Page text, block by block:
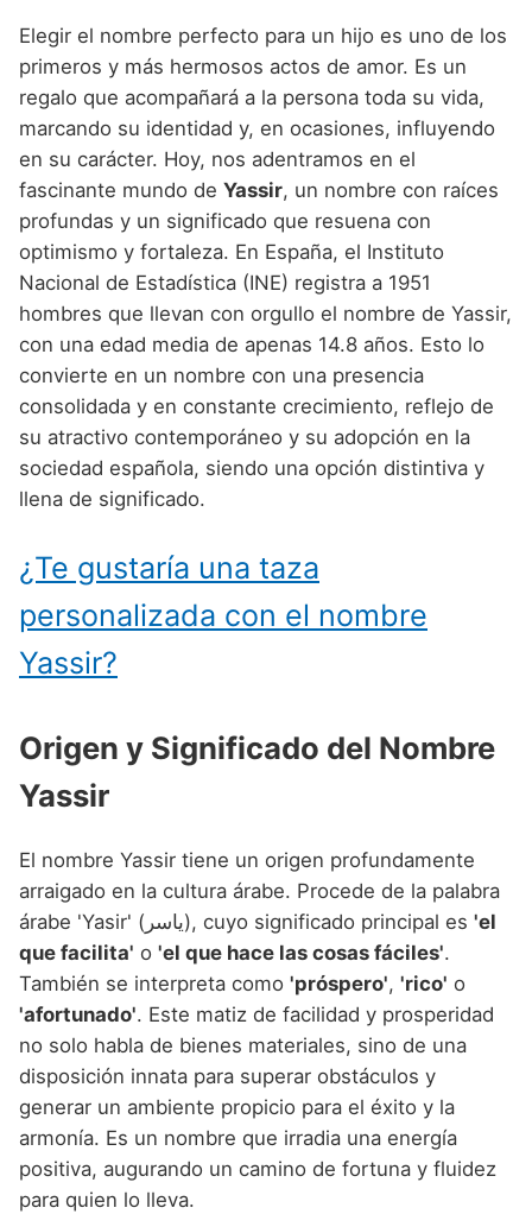
Nombres de niño que empiezan por Q
Nombres de niño que empiezan por R
Nombres de niño que empiezan por S
Nombres de niño que empiezan por T
Nombres de niño que empiezan por U
Nombres de niño que empiezan por V
Nombres de niño que empiezan por W
Nombres de niño que empiezan por X
Nombres de niño que empiezan por Y
Nombres de niño que empiezan por Z
Nombres de Niño Vascos
Nombres de Niño Rumanos
Nombres de Niño Rusos
Nombres de Niño Suecos
Elegir el nombre perfecto para un hijo es uno de los
primeros y más hermosos actos de amor. Es un
regalo que acompañará a la persona toda su vida,
marcando su identidad y, en ocasiones, influyendo
en su carácter. Hoy, nos adentramos en el
fascinante mundo de Yassir, un nombre con raíces
profundas y un significado que resuena con
optimismo y fortaleza. En España, el Instituto
Nacional de Estadística (INE) registra a 1951
hombres que llevan con orgullo el nombre de Yassir,
con una edad media de apenas 14.8 años. Esto lo
convierte en un nombre con una presencia
consolidada y en constante crecimiento, reflejo de
su atractivo contemporáneo y su adopción en la
sociedad española, siendo una opción distintiva y
llena de significado.
¿Te gustaría una taza
personalizada con el nombre
Yassir?
Origen y Significado del Nombre
Yassir
El nombre Yassir tiene un origen profundamente
arraigado en la cultura árabe. Procede de la palabra
árabe 'Yasir' (ياسر), cuyo significado principal es 'el
que facilita' o 'el que hace las cosas fáciles'.
También se interpreta como 'próspero', 'rico' o
'afortunado'. Este matiz de facilidad y prosperidad
no solo habla de bienes materiales, sino de una
disposición innata para superar obstáculos y
generar un ambiente propicio para el éxito y la
armonía. Es un nombre que irradia una energía
positiva, augurando un camino de fortuna y fluidez
para quien lo lleva.